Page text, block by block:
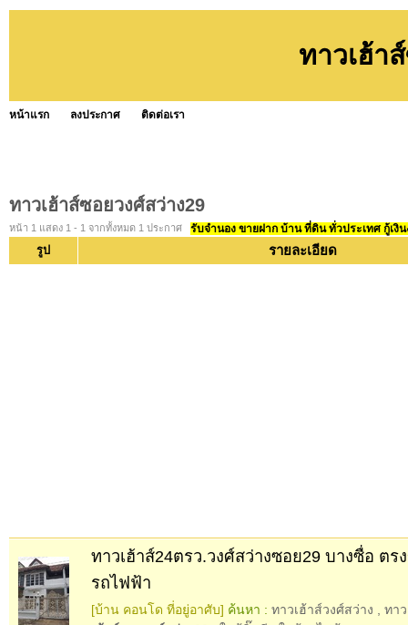
ทาวเฮ้า
หน้าแรก ลงประกาศ ติดต่อเรา
ทาวเฮ้าส์ซอยวงศ์สว่าง29
หน้า 1 แสดง 1 - 1 จากทั้งหมด 1 ประกาศ รับจำนอง ขายฝาก บ้าน ที่ดิน ทั่วประเทศ กู้เงิ
รูป รายละเอียด
ทาวเฮ้าส์24ตรว.วงศ์สว่างซอย29 บางซื่อ ต
รถไฟฟ้า
[บ้าน คอนโด ที่อยู่อาศับ] ค้นหา : ทาวเฮ้าส์วงศ์สว่าง
ทา